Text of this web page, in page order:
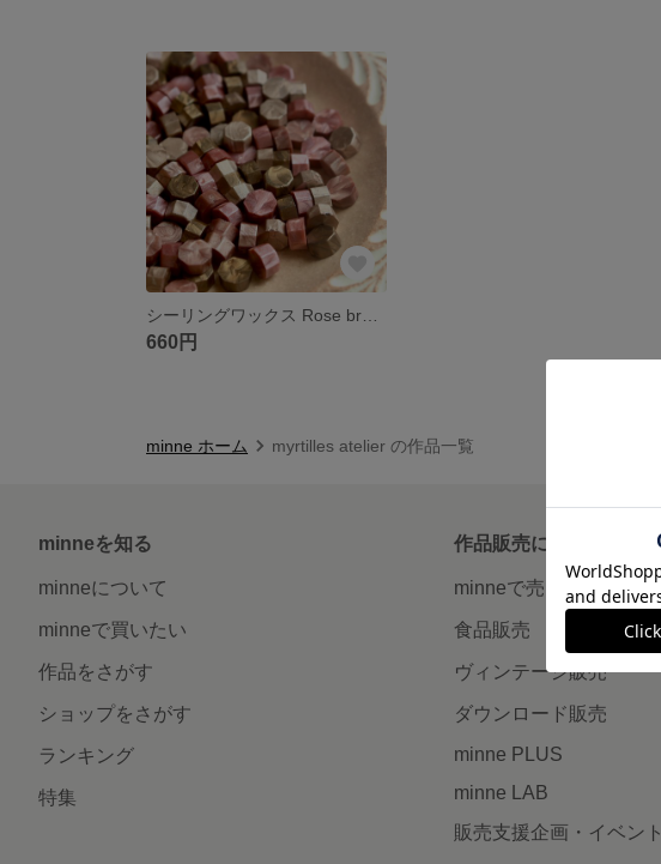
660円
minne ホーム myrtilles atelier の作品一覧
minneを知る
minneについて
minneで買いたい
作品をさがす
ショップをさがす
ランキング
特集
作品販売について
minneで売りたい
食品販売
ヴィンテージ販売
ダウンロード販売
minne PLUS
minne LAB
販売支援企画・イベント